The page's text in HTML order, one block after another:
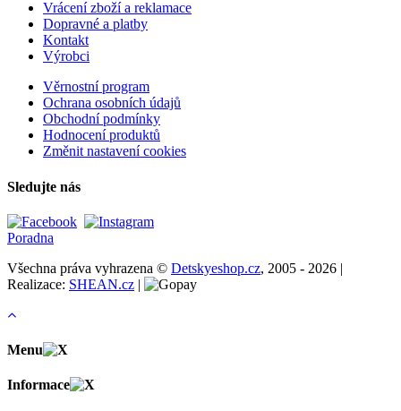
Vrácení zboží a reklamace
Dopravné a platby
Kontakt
Výrobci
Věrnostní program
Ochrana osobních údajů
Obchodní podmínky
Hodnocení produktů
Změnit nastavení cookies
Sledujte nás
Poradna
Všechna práva vyhrazena © Detskyeshop.cz, 2005 - 2026 |
Realizace: SHEAN.cz |
Menu
Informace